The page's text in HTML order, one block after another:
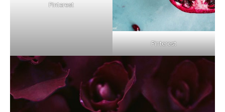
Pinterest
Pinterest